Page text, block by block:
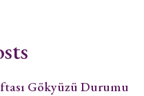
Gökyüzü Durumu